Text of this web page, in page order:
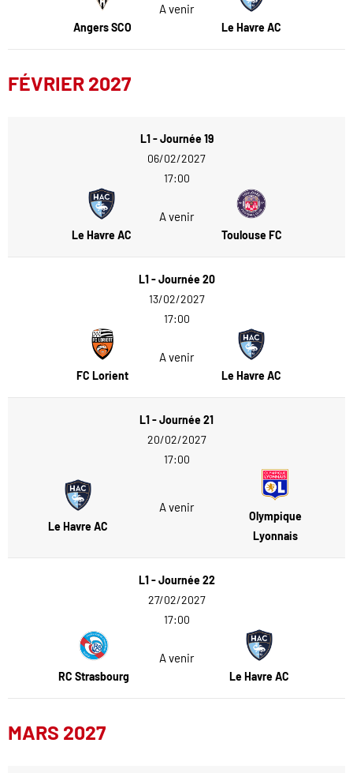
Angers SCO
A venir
Le Havre AC
FÉVRIER 2027
L1 - Journée 19
06/02/2027
17:00
Le Havre AC
A venir
Toulouse FC
L1 - Journée 20
13/02/2027
17:00
FC Lorient
A venir
Le Havre AC
L1 - Journée 21
20/02/2027
17:00
Le Havre AC
A venir
Olympique
Lyonnais
L1 - Journée 22
27/02/2027
17:00
RC Strasbourg
A venir
Le Havre AC
MARS 2027